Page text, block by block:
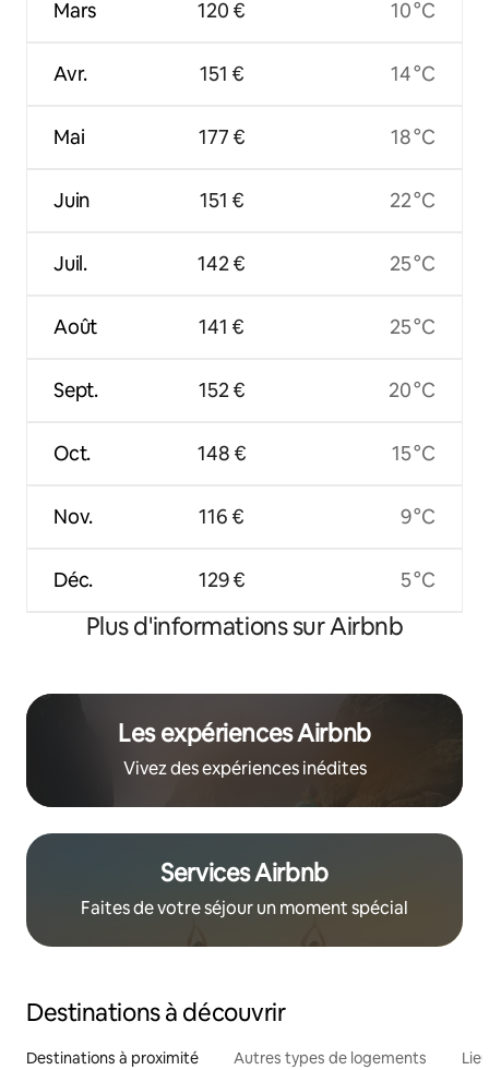
Mars
Avr.
Mai
Juin
Juil.
Août
Sept.
Oct.
Nov.
Déc.
120 €
151 €
177 €
151 €
142 €
141 €
152 €
148 €
116 €
129 €
10 °C
14 °C
18 °C
22 °C
25 °C
25 °C
20 °C
15 °C
9 °C
5 °C
Plus d'informations sur Airbnb
Les expériences Airbnb
Vivez des expériences inédites
Services Airbnb
Faites de votre séjour un moment spécial
Destinations à découvrir
Destinations à proximité Autres types de logements